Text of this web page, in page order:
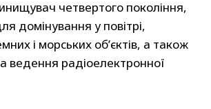
четвертого покоління,
домінування у повітрі,
і морських об’єктів, а також
ведення радіоелектронної